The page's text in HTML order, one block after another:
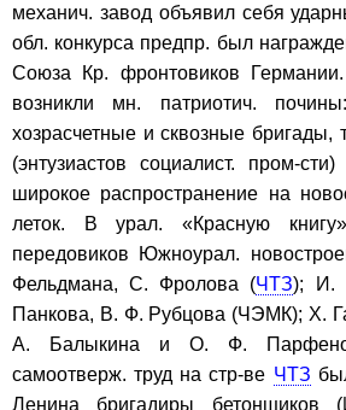
механич. завод объявил себя
обл. конкурса предпр. был
Союза Кр. фронтовиков
возникли мн. патриотич.
хозрасчетные и сквозные
(энтузиастов социалист. пром-
широкое распространение на
леток. В урал. «Красную
передовиков Южноурал.
Фельдмана, С. Фролова (ЧТЗ); И.
Панкова, В. Ф. Рубцова (ЧЭМК); Х.
А. Балыкина и О. Ф.
самоотверж. труд на стр-ве ЧТЗ
Ленина бригадиры